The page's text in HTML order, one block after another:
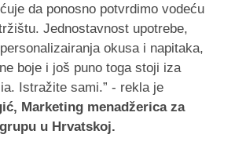
da ponosno potvrdimo vodeću
Jednostavnost upotrebe,
okusa i napitaka,
boje i još puno toga stoji iza
Istražite sami.” - rekla je
Marketing menadžerica za
u Hrvatskoj.